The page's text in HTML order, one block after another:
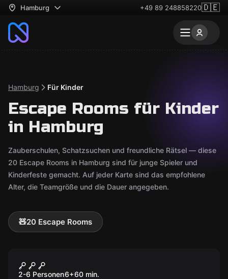
Hamburg +49 89 248858220🇩🇪
Hamburg Für Kinder
Escape Rooms für Kinder
in Hamburg
Zauberschulen, Schatzsuchen und freundliche Rätsel — diese
20 Escape Rooms in Hamburg sind für junge Spieler und
Kinderfeste gemacht. Auf jeder Karte sind das empfohlene
Alter, die Teamgröße und die Dauer angegeben.
🧸20 Escape Rooms
Magical Mystery
2-6 Personen6+60 min.